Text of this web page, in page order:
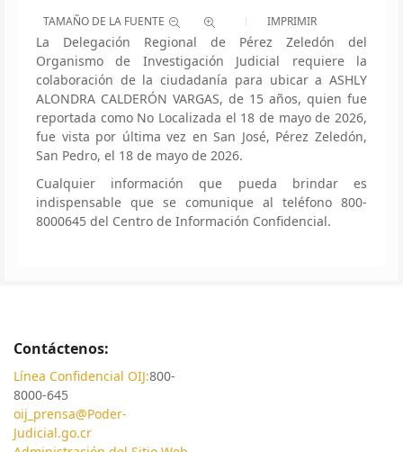
TAMAÑO DE LA FUENTE IMPRIMIR
La Delegación Regional de Pérez Zeledón del
Organismo de Investigación Judicial requiere la
colaboración de la ciudadanía para ubicar a ASHLY
ALONDRA CALDERÓN VARGAS, de 15 años, quien fue
reportada como No Localizada el 18 de mayo de 2026,
fue vista por última vez en San José, Pérez Zeledón,
San Pedro, el 18 de mayo de 2026.
Cualquier información que pueda brindar es
indispensable que se comunique al teléfono 800-
8000645 del Centro de Información Confidencial.
Contáctenos:
Línea Confidencial OIJ:800-
8000-645
oij_prensa@Poder-
Judicial.go.cr